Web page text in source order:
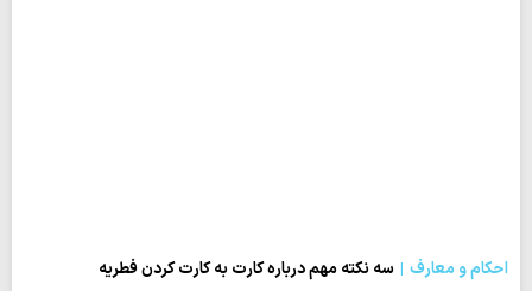
احکام و معارف
سه نکته مهم درباره کارت به کارت کردن فطریه